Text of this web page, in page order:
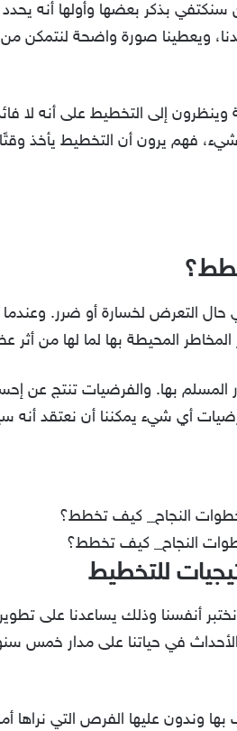
بذكر بعضها وأولها أنه
ويعطينا صورة واضحة لنتمكن
إلى التخطيط على أنه لا
فهم يرون أن التخطيط يأخذ وقتًا،
حال التعرض لخسارة أو ضرر.
المحيطة بها لما لها من
بها. والفرضيات تنتج عن
أي شيء يمكننا أن نعتقد أنه
النجاح_ كيف تخطط؟
للتخطيط
أنفسنا وذلك يساعدنا على
في حياتنا على مدار خمس
وندون عليها الفرص التي نراها